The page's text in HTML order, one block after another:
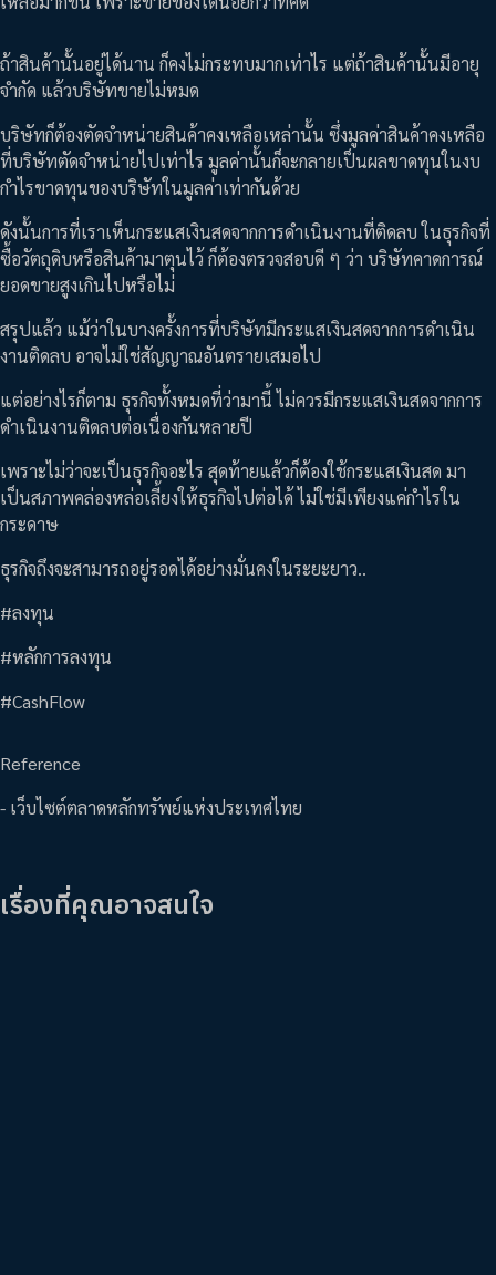
ถ้าสินค้านั้นอยู่ได้นาน ก็คงไม่กระทบมากเท่าไร แต่ถ้าสินค้านั้นมีอายุ
จำกัด แล้วบริษัทขายไม่หมด
บริษัทก็ต้องตัดจำหน่ายสินค้าคงเหลือเหล่านั้น ซึ่งมูลค่าสินค้าคงเหลือ
ที่บริษัทตัดจำหน่ายไปเท่าไร มูลค่านั้นก็จะกลายเป็นผลขาดทุนในงบ
กำไรขาดทุนของบริษัทในมูลค่าเท่ากันด้วย
ดังนั้นการที่เราเห็นกระแสเงินสดจากการดำเนินงานที่ติดลบ ในธุรกิจที่
ซื้อวัตถุดิบหรือสินค้ามาตุนไว้ ก็ต้องตรวจสอบดี ๆ ว่า บริษัทคาดการณ์
ยอดขายสูงเกินไปหรือไม่
สรุปแล้ว แม้ว่าในบางครั้งการที่บริษัทมีกระแสเงินสดจากการดำเนิน
งานติดลบ อาจไม่ใช่สัญญาณอันตรายเสมอไป
แต่อย่างไรก็ตาม ธุรกิจทั้งหมดที่ว่ามานี้ ไม่ควรมีกระแสเงินสดจากการ
ดำเนินงานติดลบต่อเนื่องกันหลายปี
เพราะไม่ว่าจะเป็นธุรกิจอะไร สุดท้ายแล้วก็ต้องใช้กระแสเงินสด มา
เป็นสภาพคล่องหล่อเลี้ยงให้ธุรกิจไปต่อได้ ไม่ใช่มีเพียงแค่กำไรใน
กระดาษ
ธุรกิจถึงจะสามารถอยู่รอดได้อย่างมั่นคงในระยะยาว..
#ลงทุน
#หลักการลงทุน
#CashFlow
Reference
- เว็บไซต์ตลาดหลักทรัพย์แห่งประเทศไทย
เรื่องที่คุณอาจสนใจ